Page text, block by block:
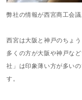
弊社の情報が西宮商工会
西宮は大阪と神戸のちょ
多くの方が大阪や神戸な
社」は印象薄い方が多い
す。